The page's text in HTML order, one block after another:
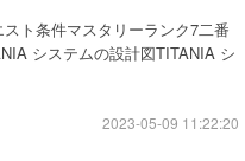
ト条件マスタリーランク7二番
システムの設計図TITANIA シ
2023-05-09 11:22:20